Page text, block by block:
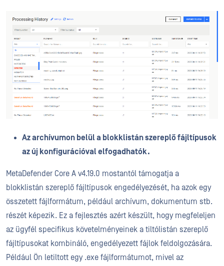
Az archívumon belül a blokklistán szereplő fájltípusok
az új konfigurációval elfogadhatók.
MetaDefender Core A v4.19.0 mostantól támogatja a
blokklistán szereplő fájltípusok engedélyezését, ha azok egy
összetett fájlformátum, például archívum, dokumentum stb.
részét képezik. Ez a fejlesztés azért készült, hogy megfeleljen
az ügyfél specifikus követelményeinek a tiltólistán szereplő
fájltípusokat kombináló, engedélyezett fájlok feldolgozására.
Például Ön letiltott egy .exe fájlformátumot, mivel az